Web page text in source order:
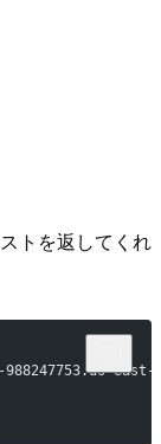
トを返してくれ
east-